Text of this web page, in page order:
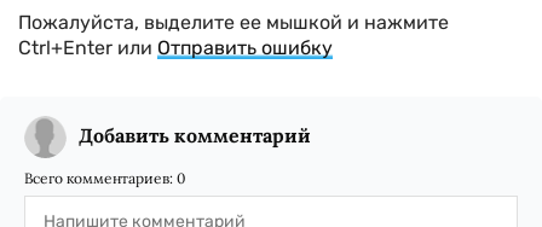
Пожалуйста, выделите ее мышкой и нажмите
Ctrl+Enter или Отправить ошибку
Добавить комментарий
Всего комментариев: 0